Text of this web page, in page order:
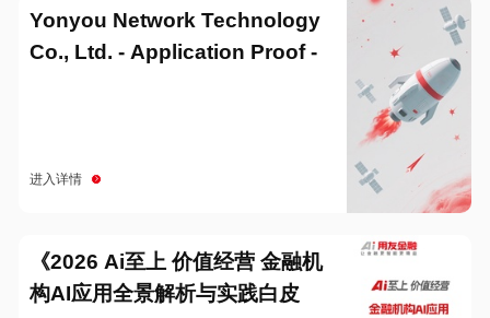
Yonyou Network Technology
Co., Ltd. - Application Proof -
进入详情
《2026 Ai至上 价值经营 金融机
构AI应用全景解析与实践白皮